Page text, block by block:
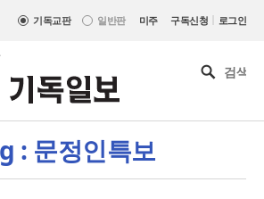
기독교판 일반판 미주 구독신청 | 로그인
: 문정인특보